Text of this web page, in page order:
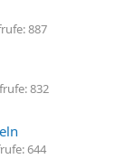
887
832
644